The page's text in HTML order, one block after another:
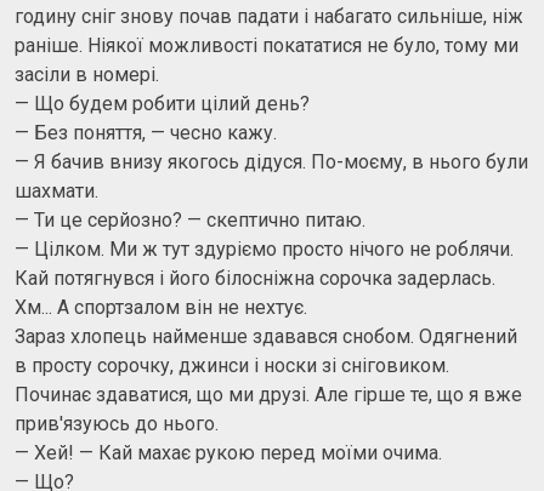
годину сніг знову почав падати і набагато сильніше, ніж
раніше. Ніякої можливості покататися не було, тому ми
засіли в номері.
— Що будем робити цілий день?
— Без поняття, — чесно кажу.
— Я бачив внизу якогось дідуся. По-моєму, в нього були
шахмати.
— Ти це серйозно? — скептично питаю.
— Цілком. Ми ж тут здуріємо просто нічого не роблячи.
Кай потягнувся і його білосніжна сорочка задерлась.
Хм... А спортзалом він не нехтує.
Зараз хлопець найменше здавався снобом. Одягнений
в просту сорочку, джинси і носки зі сніговиком.
Починає здаватися, що ми друзі. Але гірше те, що я вже
прив'язуюсь до нього.
— Хей! — Кай махає рукою перед моїми очима.
— Що?